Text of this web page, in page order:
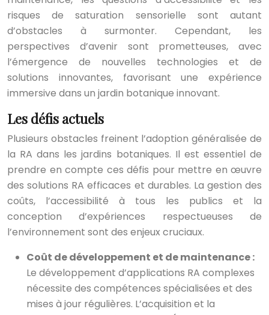
risques de saturation sensorielle sont autant
d’obstacles à surmonter. Cependant, les
perspectives d’avenir sont prometteuses, avec
l’émergence de nouvelles technologies et de
solutions innovantes, favorisant une expérience
immersive dans un jardin botanique innovant.
Les défis actuels
Plusieurs obstacles freinent l’adoption généralisée de
la RA dans les jardins botaniques. Il est essentiel de
prendre en compte ces défis pour mettre en œuvre
des solutions RA efficaces et durables. La gestion des
coûts, l’accessibilité à tous les publics et la
conception d’expériences respectueuses de
l’environnement sont des enjeux cruciaux.
Coût de développement et de maintenance :
Le développement d’applications RA complexes
nécessite des compétences spécialisées et des
mises à jour régulières. L’acquisition et la